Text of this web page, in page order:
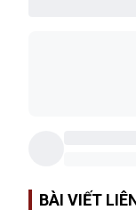
BÀI VIẾT